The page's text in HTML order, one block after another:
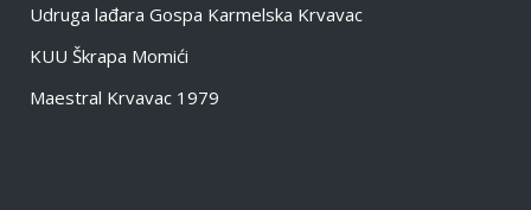
Udruga lađara Gospa Karmelska Krvavac
KUU Škrapa Momići
Maestral Krvavac 1979